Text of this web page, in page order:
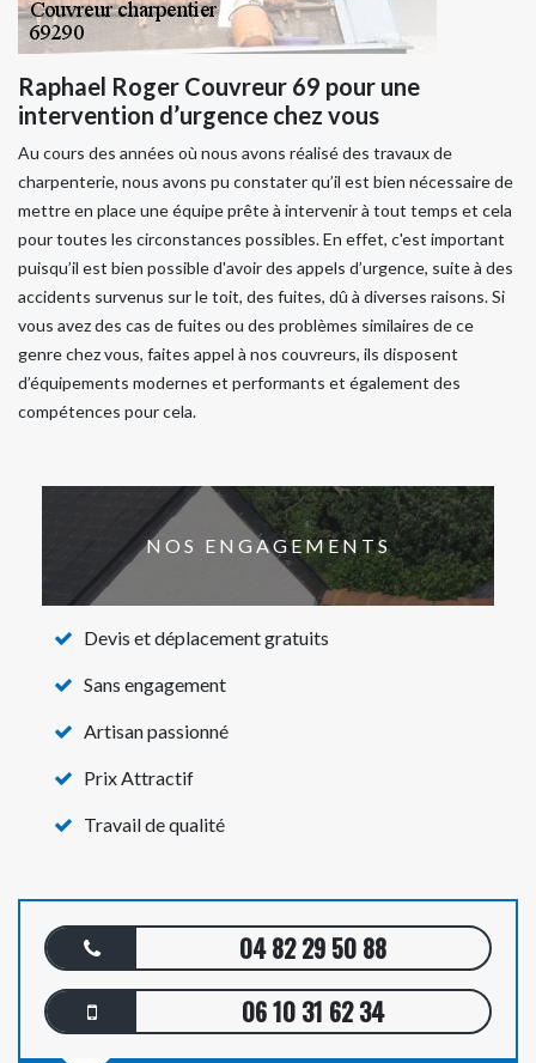
Raphael Roger Couvreur 69 pour une
intervention d’urgence chez vous
Au cours des années où nous avons réalisé des travaux de
charpenterie, nous avons pu constater qu’il est bien nécessaire de
mettre en place une équipe prête à intervenir à tout temps et cela
pour toutes les circonstances possibles. En effet, c'est important
puisqu’il est bien possible d'avoir des appels d’urgence, suite à des
accidents survenus sur le toit, des fuites, dû à diverses raisons. Si
vous avez des cas de fuites ou des problèmes similaires de ce
genre chez vous, faites appel à nos couvreurs, ils disposent
d’équipements modernes et performants et également des
compétences pour cela.
NOS ENGAGEMENTS
Devis et déplacement gratuits
Sans engagement
Artisan passionné
Prix Attractif
Travail de qualité
04 82 29 50 88
06 10 31 62 34